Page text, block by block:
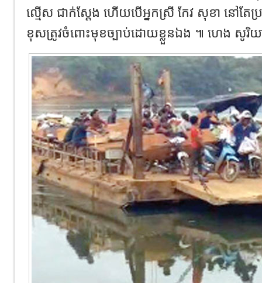
ល្មើស ជាក់ស្តែង ហើយបើអ្នកស្រី កែវ សុខា នៅតែ
ខុសត្រូវចំពោះមុខច្បាប់ដោយខ្លួនឯង ៕ ហេង សូរិយ